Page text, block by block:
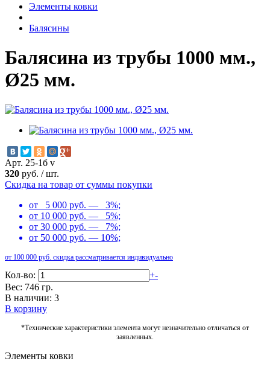
Элементы ковки
Балясины
Балясина из трубы 1000 мм.,
Ø25 мм.
Арт. 25-1б v
320 руб. /шт.
Скидка на товар от суммы покупки
от 5 000 руб. — 3%;
от 10 000 руб. — 5%;
от 30 000 руб. — 7%;
от 50 000 руб. — 10%;
от 100 000 руб. скидка рассматривается индивидуально
Кол-во: +-
Вес: 746 гр.
В наличии: 3
В корзину
*Технические характеристики элемента могут незначительно отличаться от
заявленных.
Элементы ковки